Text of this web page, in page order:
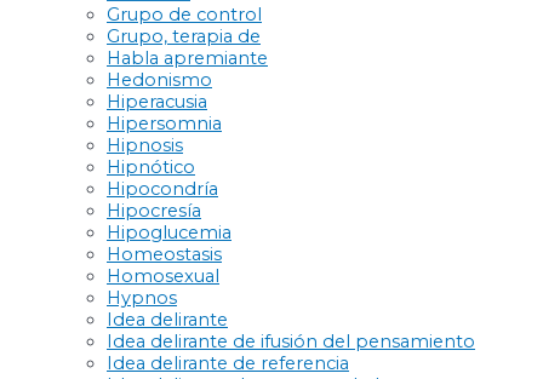
Grupo de control
Grupo, terapia de
Habla apremiante
Hedonismo
Hiperacusia
Hipersomnia
Hipnosis
Hipnótico
Hipocondría
Hipocresía
Hipoglucemia
Homeostasis
Homosexual
Hypnos
Idea delirante
Idea delirante de ifusión del pensamiento
Idea delirante de referencia